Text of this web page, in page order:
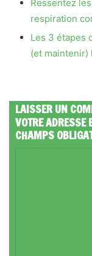
Ressentez
respiration
Les 3 étapes
(et maintenir)
LAISSER UN
VOTRE
CHAMPS